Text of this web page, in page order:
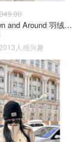
但是1200软
的胸针用处非
衣甚至裙子上
让一身基本款
lululemon Down and Around 羽绒夹克
2013人感兴趣